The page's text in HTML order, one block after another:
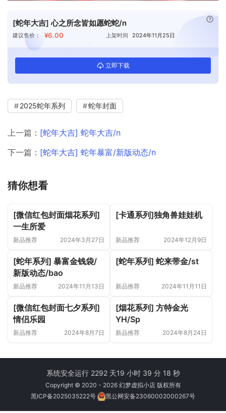
[蛇年大吉] 心之所念皆如愿蛇蛇/n
建议售价： ¥6.00 上架时间 2024年11月25日
立即下载
已
2025蛇年系列 蛇年封面
上一篇： [蛇年大吉] 蛇年大吉/n
下一篇： [蛇年大吉] 蛇年暴富/新版动态/n
猜你想看
[微信红包封面烟花系列]
一生所爱
新品推荐 2024年3月27日
[卡通系列]独角兽娃娃机
新品推荐 2024年12月9日
[蛇年系列] 暴富金钱袋/
新版动态/bao
新品推荐 2024年11月13日
[蛇年系列] 蛇来带金/st
新品推荐 2024年11月11日
[微信红包封面七夕系列]
情侣乐园
新品推荐 2024年8月7日
[烟花系列] 方特金光
YH/Sp
新品推荐 2024年8月24日
系统安全运行 2292 天19 小时 39 分 18 秒
Copyright © 2020 - 2026 幻梦虚拟小店 版权所有
黑ICP备2025035222号
黑公网安备23060002000267号